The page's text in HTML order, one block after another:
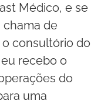
Médico, e se
chama de
o consultório do
recebo o
do
uma